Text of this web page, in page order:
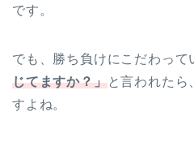
です。
でも、勝ち負けにこだわって
じてますか？」と言われたら
すよね。